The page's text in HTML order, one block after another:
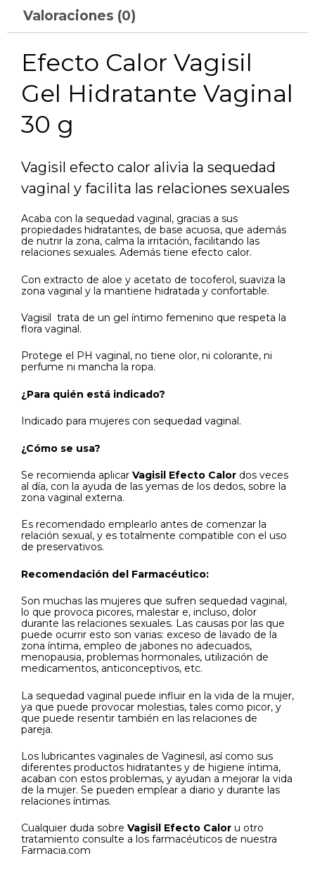
Valoraciones (0)
Efecto Calor Vagisil
Gel Hidratante Vaginal
30 g
Vagisil efecto calor alivia la sequedad
vaginal y facilita las relaciones sexuales
Acaba con la sequedad vaginal, gracias a sus
propiedades hidratantes, de base acuosa, que además
de nutrir la zona, calma la irritación, facilitando las
relaciones sexuales. Además tiene efecto calor.
Con extracto de aloe y acetato de tocoferol, suaviza la
zona vaginal y la mantiene hidratada y confortable.
Vagisil trata de un gel íntimo femenino que respeta la
flora vaginal.
Protege el PH vaginal, no tiene olor, ni colorante, ni
perfume ni mancha la ropa.
¿Para quién está indicado?
Indicado para mujeres con sequedad vaginal.
¿Cómo se usa?
Se recomienda aplicar Vagisil Efecto Calor dos veces
al día, con la ayuda de las yemas de los dedos, sobre la
zona vaginal externa.
Es recomendado emplearlo antes de comenzar la
relación sexual, y es totalmente compatible con el uso
de preservativos.
Recomendación del Farmacéutico:
Son muchas las mujeres que sufren sequedad vaginal,
lo que provoca picores, malestar e, incluso, dolor
durante las relaciones sexuales. Las causas por las que
puede ocurrir esto son varias: exceso de lavado de la
zona íntima, empleo de jabones no adecuados,
menopausia, problemas hormonales, utilización de
medicamentos, anticonceptivos, etc.
La sequedad vaginal puede influir en la vida de la mujer,
ya que puede provocar molestias, tales como picor, y
que puede resentir también en las relaciones de
pareja.
Los lubricantes vaginales de Vaginesil, así como sus
diferentes productos hidratantes y de higiene íntima,
acaban con estos problemas, y ayudan a mejorar la vida
de la mujer. Se pueden emplear a diario y durante las
relaciones íntimas.
Cualquier duda sobre Vagisil Efecto Calor u otro
tratamiento consulte a los farmacéuticos de nuestra
Farmacia.com